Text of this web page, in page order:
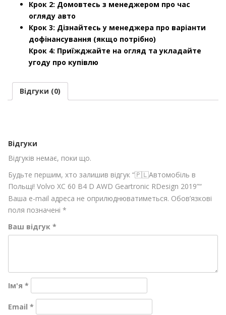
Крок 2: Домовтесь з менеджером про час
огляду авто
Крок 3: Дізнайтесь у менеджера про варіанти
дофінансування (якщо потрібно)
Крок 4: Приїжджайте на огляд та укладайте
угоду про купівлю
Відгуки (0)
Відгуки
Відгуків немає, поки що.
Будьте першим, хто залишив відгук “🇵🇱Автомобіль в
Польщі! Volvo XC 60 B4 D AWD Geartronic RDesign 2019”“
Ваша e-mail адреса не оприлюднюватиметься. Обов’язкові
поля позначені *
Ваш відгук *
Ім'я *
Email *